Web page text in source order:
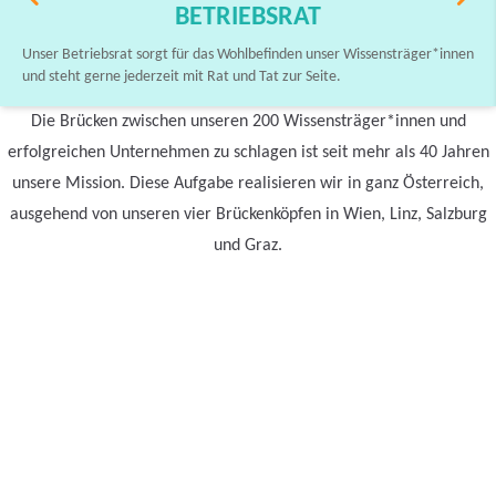
BETRIEBSRAT
Unser Betriebsrat sorgt für das Wohlbefinden unser Wissensträger*innen
und steht gerne jederzeit mit Rat und Tat zur Seite.
Die Brücken zwischen unseren 200 Wissensträger*innen und
erfolgreichen Unternehmen zu schlagen ist seit mehr als 40 Jahren
unsere Mission. Diese Aufgabe realisieren wir in ganz Österreich,
ausgehend von unseren vier Brückenköpfen in Wien, Linz, Salzburg
und Graz.